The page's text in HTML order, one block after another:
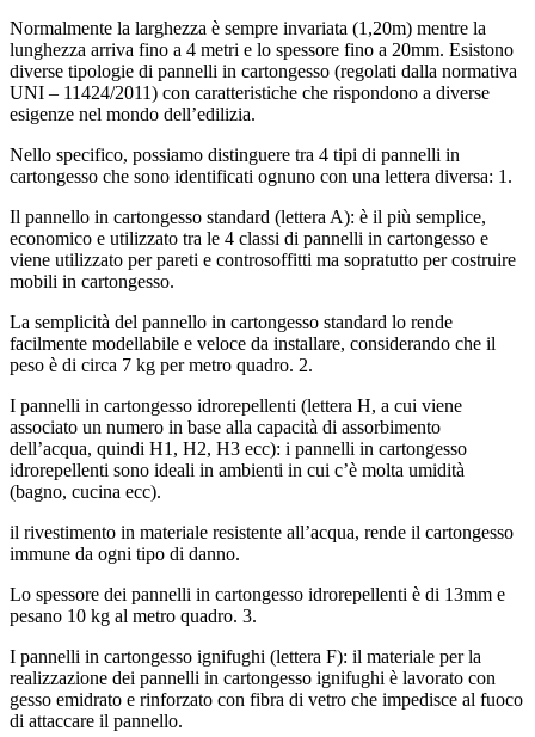
Normalmente la larghezza è sempre invariata (1,20m) mentre la
lunghezza arriva fino a 4 metri e lo spessore fino a 20mm. Esistono
diverse tipologie di pannelli in cartongesso (regolati dalla normativa
UNI – 11424/2011) con caratteristiche che rispondono a diverse
esigenze nel mondo dell’edilizia.
Nello specifico, possiamo distinguere tra 4 tipi di pannelli in
cartongesso che sono identificati ognuno con una lettera diversa: 1.
Il pannello in cartongesso standard (lettera A): è il più semplice,
economico e utilizzato tra le 4 classi di pannelli in cartongesso e
viene utilizzato per pareti e controsoffitti ma sopratutto per costruire
mobili in cartongesso.
La semplicità del pannello in cartongesso standard lo rende
facilmente modellabile e veloce da installare, considerando che il
peso è di circa 7 kg per metro quadro. 2.
I pannelli in cartongesso idrorepellenti (lettera H, a cui viene
associato un numero in base alla capacità di assorbimento
dell’acqua, quindi H1, H2, H3 ecc): i pannelli in cartongesso
idrorepellenti sono ideali in ambienti in cui c’è molta umidità
(bagno, cucina ecc).
il rivestimento in materiale resistente all’acqua, rende il cartongesso
immune da ogni tipo di danno.
Lo spessore dei pannelli in cartongesso idrorepellenti è di 13mm e
pesano 10 kg al metro quadro. 3.
I pannelli in cartongesso ignifughi (lettera F): il materiale per la
realizzazione dei pannelli in cartongesso ignifughi è lavorato con
gesso emidrato e rinforzato con fibra di vetro che impedisce al fuoco
di attaccare il pannello.